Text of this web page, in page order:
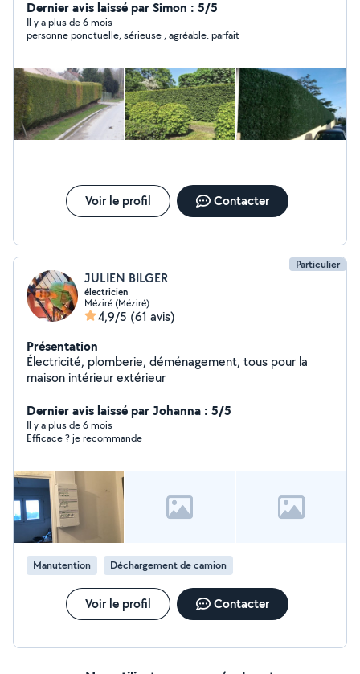
d'arbustes et de haie. Je possède coupe fil électrique,
tondeuse thermique, taille haies thermique, et outils
manuels - ainsi qu'un véhicule utilitaire pour charger un
mets un point d'honneur à laisser un chantier propre
avant mon départ.
Dernier avis laissé par Simon : 5/5
Il y a plus de 6 mois
personne ponctuelle, sérieuse , agréable. parfait
Voir le profil Contacter
Particulier
JULIEN BILGER
électricien
Méziré (Méziré)
4,9/5 (61 avis)
Présentation
Électricité, plomberie, déménagement, tous pour la
maison intérieur extérieur
Dernier avis laissé par Johanna : 5/5
Il y a plus de 6 mois
Efficace ? je recommande
Manutention Déchargement de camion
Voir le profil Contacter